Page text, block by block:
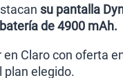
su pantalla
de 4900 mAh.
Claro con oferta
plan elegido.